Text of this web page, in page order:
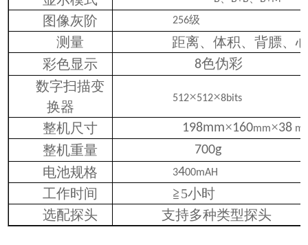
图像灰阶 256级
测量
距离、体积、背膘、
彩色显示
8色伪彩
数字扫描变
换器
512×512×8bits
整机尺寸 198mm×160mm×38
整机重量 700g
电池规格 3400mAH
工作时间 ≧5小时
选配探头
支持多种类型探头